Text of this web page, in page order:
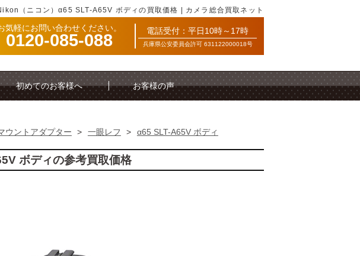
（ニコン）α65 SLT-A65V ボディの買取価格 | カメラ総合買取ネット
気軽にお問い合わせください。
0120-085-088 電話受付：平日10時～17時
兵庫県公安委員会許可 631122000018号
初めてのお客様へ お客様の声
ウントアダプター > 一眼レフ > α65 SLT-A65V ボディ
ボディの参考買取価格